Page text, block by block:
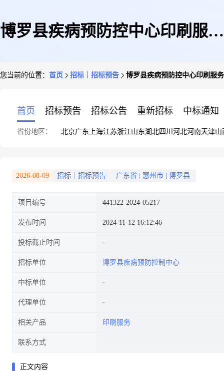
博罗县疾病预防控中心印刷服务
您当前的位置： 首页 招标｜招标预告 博罗县疾病预防控中心印刷服
首页 招标预告 招标公告 重新招标 中标通知
省份地区： 北京广东 上海江苏浙江山东湖北四川 河北河南天津山
2026-08-09 招标｜招标预告 广东省 惠州市 博罗县
项目编号 441322-2024-05217
发布时间 2024-11-12 16:12:46
投标截止时间
招标单位 博罗县疾病预防控制中心
中标单位
代理单位
相关产品 印刷服务
联系方式
正文内容